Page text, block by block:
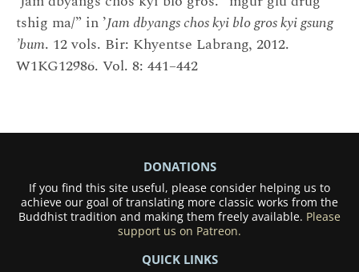
tshig ma/” in ’Jam dbyangs chos kyi blo gros kyi gsung
’bum. 12 vols. Bir: Khyentse Labrang, 2012.
W1KG12986. Vol. 8: 441–442
DONATIONS
If you find this site useful, please consider helping us to
achieve our goal of translating more classic works from the
Buddhist tradition and making them freely available. Please
support us on Patreon.
QUICK LINKS